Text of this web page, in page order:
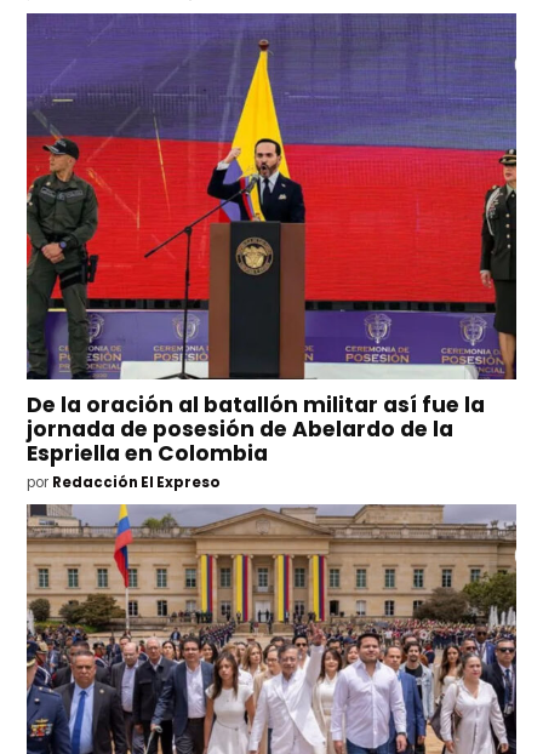
De la oración al batallón militar así fue la
jornada de posesión de Abelardo de la
Espriella en Colombia
por Redacción El Expreso